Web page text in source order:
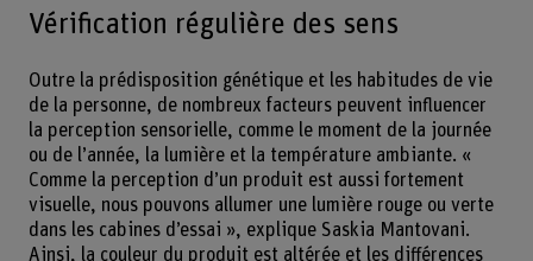
Vérification régulière des sens
Outre la prédisposition génétique et les habitudes de vie
de la personne, de nombreux facteurs peuvent influencer
la perception sensorielle, comme le moment de la journée
ou de l’année, la lumière et la température ambiante. «
Comme la perception d’un produit est aussi fortement
visuelle, nous pouvons allumer une lumière rouge ou verte
dans les cabines d’essai », explique Saskia Mantovani.
Ainsi, la couleur du produit est altérée et les différences